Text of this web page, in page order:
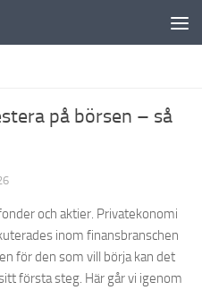
på börsen – så
och aktier. Privatekonomi
inom finansbranschen
för den som vill börja kan det
första steg. Här går vi igenom